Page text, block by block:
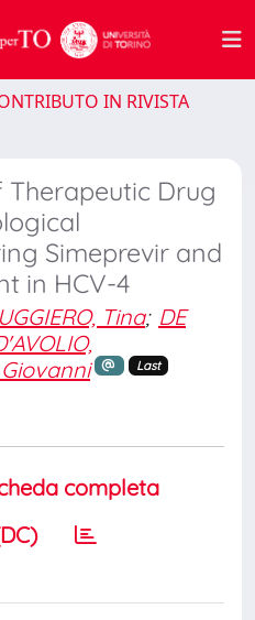
IN RIVISTA
Therapeutic Drug
Simeprevir and
in HCV-4
Tina; DE
Giovanni Last
completa